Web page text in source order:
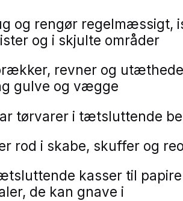
og rengør regelmæssigt,
og i skjulte områder
revner og
gulve og vægge
tørvarer i tætsluttende
rod i skabe, skuffer og
kasser til
de kan gnave i